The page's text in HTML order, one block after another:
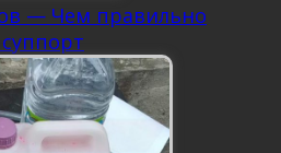
— Чем правильно